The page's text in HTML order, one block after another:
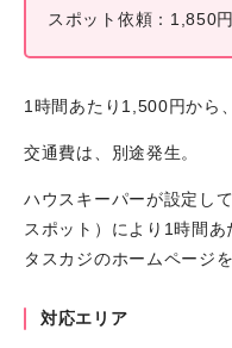
スポット依頼：1,850円
1時間あたり1,500円から
交通費は、別途発生。
ハウスキーパーが設定し
スポット）により1時間
タスカジのホームページ
対応エリア